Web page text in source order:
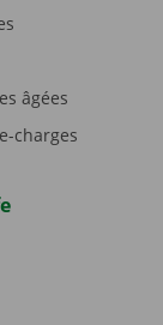
âgées
charges